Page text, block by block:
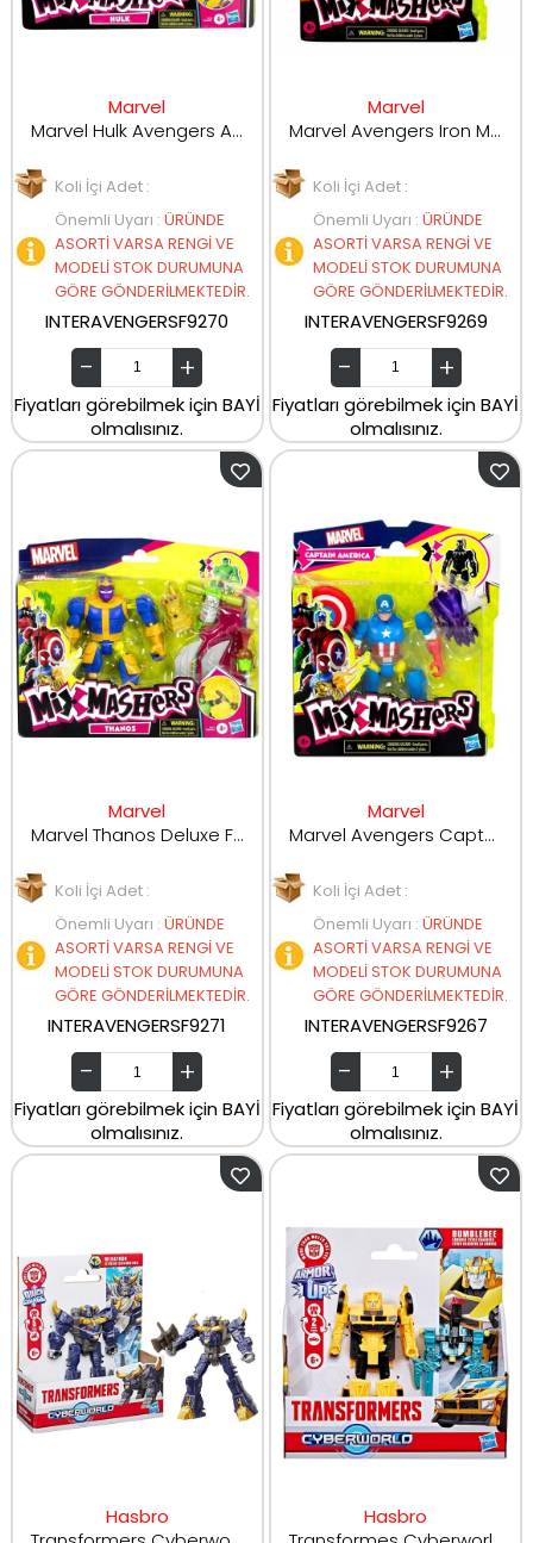
Marvel
Marvel Hulk Avengers Aksiyon Figürü F9270
Koli İçi Adet :
Önemli Uyarı : ÜRÜNDE
ASORTİ VARSA RENGİ VE
MODELİ STOK DURUMUNA
GÖRE GÖNDERİLMEKTEDİR.
INTERAVENGERSF9270
Fiyatları görebilmek için BAYİ
olmalısınız.
Marvel
Marvel Avengers Iron Man Mix Mashers Aksiyon Figürü F9269
Koli İçi Adet :
Önemli Uyarı : ÜRÜNDE
ASORTİ VARSA RENGİ VE
MODELİ STOK DURUMUNA
GÖRE GÖNDERİLMEKTEDİR.
INTERAVENGERSF9269
Fiyatları görebilmek için BAYİ
olmalısınız.
Marvel
Marvel Thanos Deluxe Figür F9271
Koli İçi Adet :
Önemli Uyarı : ÜRÜNDE
ASORTİ VARSA RENGİ VE
MODELİ STOK DURUMUNA
GÖRE GÖNDERİLMEKTEDİR.
INTERAVENGERSF9271
Fiyatları görebilmek için BAYİ
olmalısınız.
Marvel
Marvel Avengers Captain America Aksiyon Figür F9267
Koli İçi Adet :
Önemli Uyarı : ÜRÜNDE
ASORTİ VARSA RENGİ VE
MODELİ STOK DURUMUNA
GÖRE GÖNDERİLMEKTEDİR.
INTERAVENGERSF9267
Fiyatları görebilmek için BAYİ
olmalısınız.
Hasbro
Hasbro